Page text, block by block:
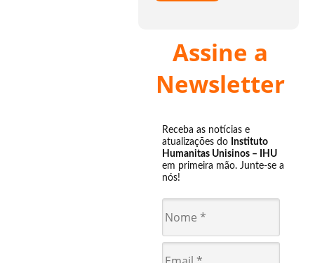
Assine a
Newsletter
Receba as notícias e
atualizações do Instituto
Humanitas Unisinos – IHU
em primeira mão. Junte-se a
nós!